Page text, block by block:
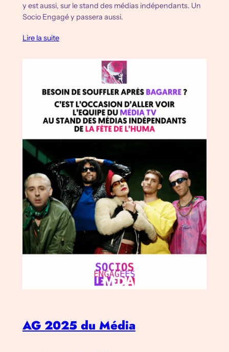
y est aussi, sur le stand des médias indépendants. Un
Socio Engagé y passera aussi.
Lire la suite
AG 2025 du Média